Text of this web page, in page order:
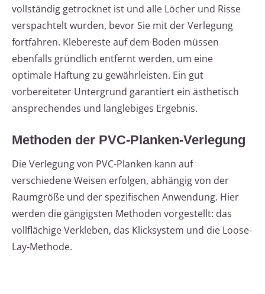
vollständig getrocknet ist und alle Löcher und Risse
verspachtelt wurden, bevor Sie mit der Verlegung
fortfahren. Klebereste auf dem Boden müssen
ebenfalls gründlich entfernt werden, um eine
optimale Haftung zu gewährleisten. Ein gut
vorbereiteter Untergrund garantiert ein ästhetisch
ansprechendes und langlebiges Ergebnis.
Methoden der PVC-Planken-Verlegung
Die Verlegung von PVC-Planken kann auf
verschiedene Weisen erfolgen, abhängig von der
Raumgröße und der spezifischen Anwendung. Hier
werden die gängigsten Methoden vorgestellt: das
vollflächige Verkleben, das Klicksystem und die Loose-
Lay-Methode.